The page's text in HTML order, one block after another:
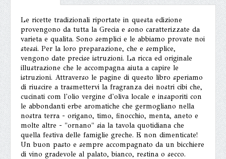
Le ricette tradizionali riportate in questa edizione
provengono da tutta la Grecia e sono caratterizzate da
varieta e qualita. Sono semplici e le abbiamo provate noi
stessi. Per la loro preparazione, che e semplice,
vengono date precise istruzioni. La ricca ed originale
illustrazione che le accompagna aiuta a capire le
istruzioni. Attraverso le pagine di questo libro speriamo
di riuscire a trasmettervi la fragranza dei nostri cibi che,
cucinati com l'olio vergine d'oliva locale e insaporiti con
le abbondanti erbe aromatiche che germogliano nella
nostra terra - origano, timo, finocchio, menta, aneto e
molte altre - "ornano" sia la tavola quotidiana che
quella festiva delle famiglie greche. E non dimenticate!
Un buon pasto e sempre accompagnato da un bicchiere
di vino gradevole al palato, bianco, restina o secco.